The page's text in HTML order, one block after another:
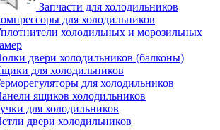
Запчасти для холодильников
для холодильников
холодильных и морозильных
двери холодильников (балконы)
для холодильников
для холодильников
ящиков холодильников
для холодильников
двери холодильников